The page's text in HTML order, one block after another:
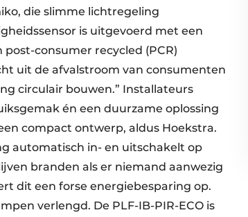
die slimme lichtregeling
is uitgevoerd met een
consumer recycled (PCR)
uit de afvalstroom van consumenten
circulair bouwen.” Installateurs
én een duurzame oplossing
compact ontwerp, aldus Hoekstra.
automatisch in- en uitschakelt op
branden als er niemand aanwezig
dit een forse energiebesparing op.
verlengd. De PLF-IB-PIR-ECO is